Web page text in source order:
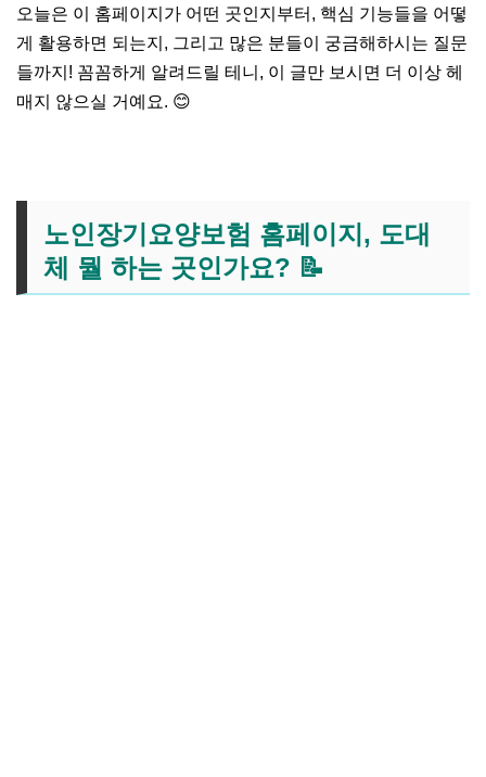
오늘은 이 홈페이지가 어떤 곳인지부터, 핵심 기능들을 어떻
게 활용하면 되는지, 그리고 많은 분들이 궁금해하시는 질문
들까지! 꼼꼼하게 알려드릴 테니, 이 글만 보시면 더 이상 헤
매지 않으실 거예요. 😊
노인장기요양보험 홈페이지, 도대
체 뭘 하는 곳인가요? 📝